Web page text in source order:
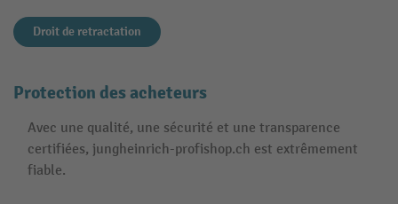
Droit de retractation
Protection des acheteurs
Avec une qualité, une sécurité et une transparence
certifiées, jungheinrich-profishop.ch est extrêmement
fiable.